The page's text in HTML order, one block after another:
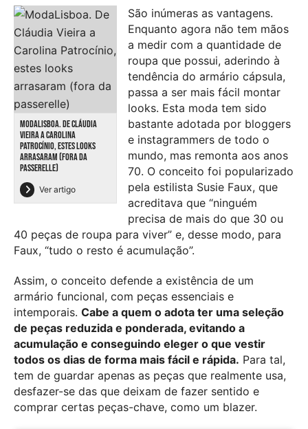
MODALISBOA. DE CLÁUDIA
VIEIRA A CAROLINA
PATROCÍNIO, ESTES LOOKS
ARRASARAM (FORA DA
PASSERELLE)
Ver artigo
São inúmeras as vantagens.
Enquanto agora não tem mãos
a medir com a quantidade de
roupa que possui, aderindo à
tendência do armário cápsula,
passa a ser mais fácil montar
looks. Esta moda tem sido
bastante adotada por bloggers
e instagrammers de todo o
mundo, mas remonta aos anos
70. O conceito foi popularizado
pela estilista Susie Faux, que
acreditava que “ninguém
precisa de mais do que 30 ou
40 peças de roupa para viver” e, desse modo, para
Faux, “tudo o resto é acumulação”.
Assim, o conceito defende a existência de um
armário funcional, com peças essenciais e
intemporais. Cabe a quem o adota ter uma seleção
de peças reduzida e ponderada, evitando a
acumulação e conseguindo eleger o que vestir
todos os dias de forma mais fácil e rápida. Para tal,
tem de guardar apenas as peças que realmente usa,
desfazer-se das que deixam de fazer sentido e
comprar certas peças-chave, como um blazer.